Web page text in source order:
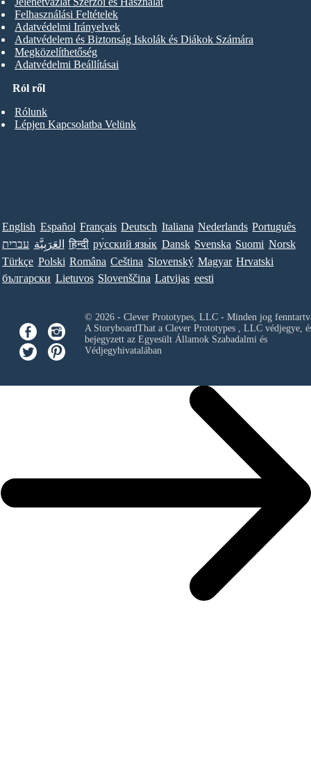
Ról ről
Rólunk
Lépjen Kapcsolatba Velünk
Felhasználási Feltételek
Adatvédelmi Irányelvek
Adatvédelem és Biztonság Iskolák és Diákok Számára
Megközelíthetőség
Adatvédelmi Beállításai
English Español Français Deutsch Italiana Nederlands Português
עברית العَرَبِيَّة हिन्दी ру́сский язы́к Dansk Svenska Suomi Norsk
Türkçe Polski Româna Ceština Slovenský Magyar Hrvatski
български Lietuvos Slovenščina Latvijas eesti
© 2026 - Clever Prototypes, LLC - Minden jog
A StoryboardThat a Clever Prototypes , LLCvédjegye,
bejegyzett az Egyesült Államok Szabadalmi és
Védjegyhivatalában